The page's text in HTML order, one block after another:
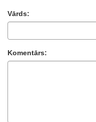
Vārds:
Komentārs: